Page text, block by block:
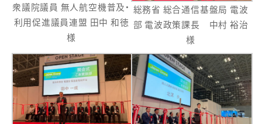
衆議院議員 無人航空機普及・
利用促進議員連盟 田中 和徳
様
総務省 総合通信基盤局 電波
部 電波政策課長 中村 裕治
様